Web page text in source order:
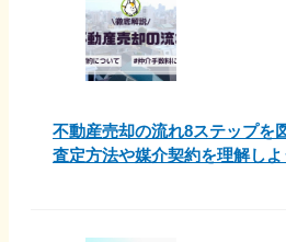
不動産売却の流れ8ステップを
査定方法や媒介契約を理解しよ